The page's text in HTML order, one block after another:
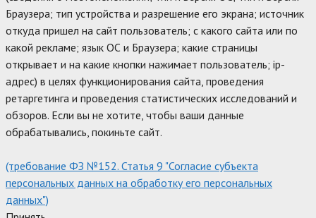
Браузера; тип устройства и разрешение его экрана; источник
откуда пришел на сайт пользователь; с какого сайта или по
какой рекламе; язык ОС и Браузера; какие страницы
открывает и на какие кнопки нажимает пользователь; ip-
адрес) в целях функционирования сайта, проведения
ретаргетинга и проведения статистических исследований и
обзоров. Если вы не хотите, чтобы ваши данные
обрабатывались, покиньте сайт.
(требование ФЗ №152. Статья 9 "Согласие субъекта
персональных данных на обработку его персональных
данных")